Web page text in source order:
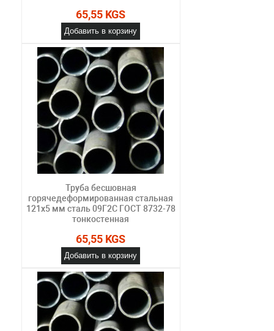
65,55 KGS
Добавить в корзину
Труба бесшовная
горячедеформированная стальная
121х5 мм сталь 09Г2С ГОСТ 8732-78
тонкостенная
65,55 KGS
Добавить в корзину